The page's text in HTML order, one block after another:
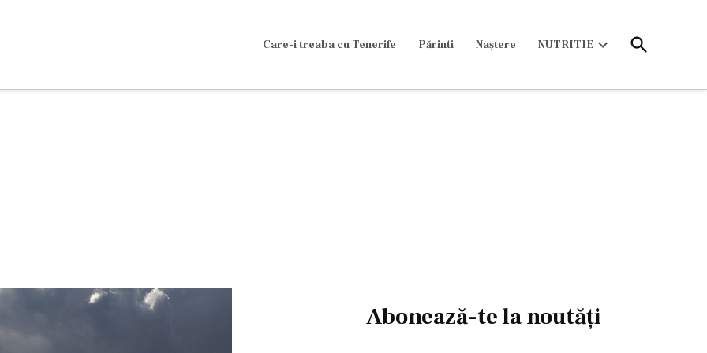
Care-i treaba cu Tenerife Părinti Naștere NUTRITIE
Open
Search
Abonează-te la noutăți